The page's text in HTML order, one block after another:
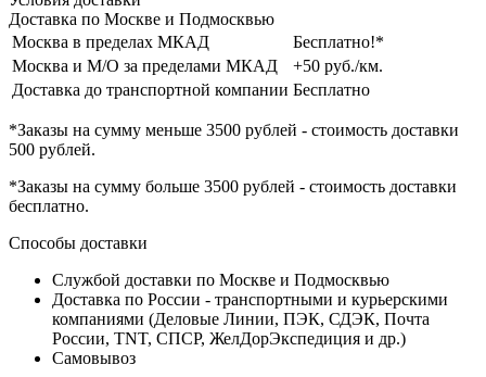
Доставка по Москве и Подмосквью
Москва в пределах МКАД
Бесплатно!*
Москва и М/О за пределами МКАД
+50 руб./км.
Доставка до транспортной компании Бесплатно
*Заказы на сумму меньше 3500 рублей - стоимость доставки
500 рублей.
*Заказы на сумму больше 3500 рублей - стоимость доставки
бесплатно.
Способы доставки
Службой доставки по Москве и Подмосквью
Доставка по России - транспортными и курьерскими
компаниями (Деловые Линии, ПЭК, СДЭК, Почта
России, TNT, СПСР, ЖелДорЭкспедиция и др.)
Самовывоз